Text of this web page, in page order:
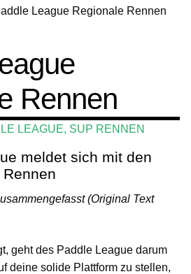
League Regionale Rennen
Rennen
LEAGUE, SUP RENNEN
meldet sich mit den
(Original Text
geht des Paddle League darum
deine solide Plattform zu stellen,